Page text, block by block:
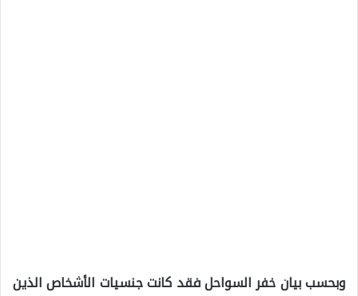
وبحسب بيان خفر السواحل فقد كانت جنسيات الأشخاص الذين